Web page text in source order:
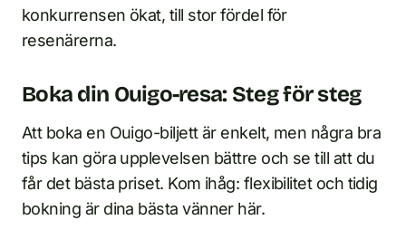
konkurrensen ökat, till stor fördel för
resenärerna.
Boka din Ouigo-resa: Steg för steg
Att boka en Ouigo-biljett är enkelt, men några bra
tips kan göra upplevelsen bättre och se till att du
får det bästa priset. Kom ihåg: flexibilitet och tidig
bokning är dina bästa vänner här.